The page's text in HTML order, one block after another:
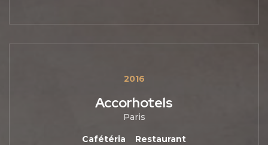
2016
Accorhotels
Paris
Cafétéria Restaurant